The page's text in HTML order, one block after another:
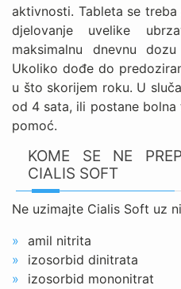
aktivnosti. Tableta se
djelovanje uvelike
maksimalnu dnevnu
Ukoliko dođe do
u što skorijem roku. U
od 4 sata, ili postane
pomoć.
KOME SE NE
CIALIS SOFT
Ne uzimajte Cialis Soft uz
amil nitrita
izosorbid dinitrata
izosorbid mononitrat